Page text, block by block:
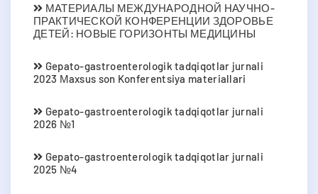
МАТЕРИАЛЫ МЕЖДУНАРОДНОЙ НАУЧНО-
ПРАКТИЧЕСКОЙ КОНФЕРЕНЦИИ ЗДОРОВЬЕ
ДЕТЕЙ: НОВЫЕ ГОРИЗОНТЫ МЕДИЦИНЫ
Gepato-gastroenterologik tadqiqotlar jurnali
2023 Мaxsus son Konferentsiya materiallari
Gepato-gastroenterologik tadqiqotlar jurnali
2026 №1
Gepato-gastroenterologik tadqiqotlar jurnali
2025 №4